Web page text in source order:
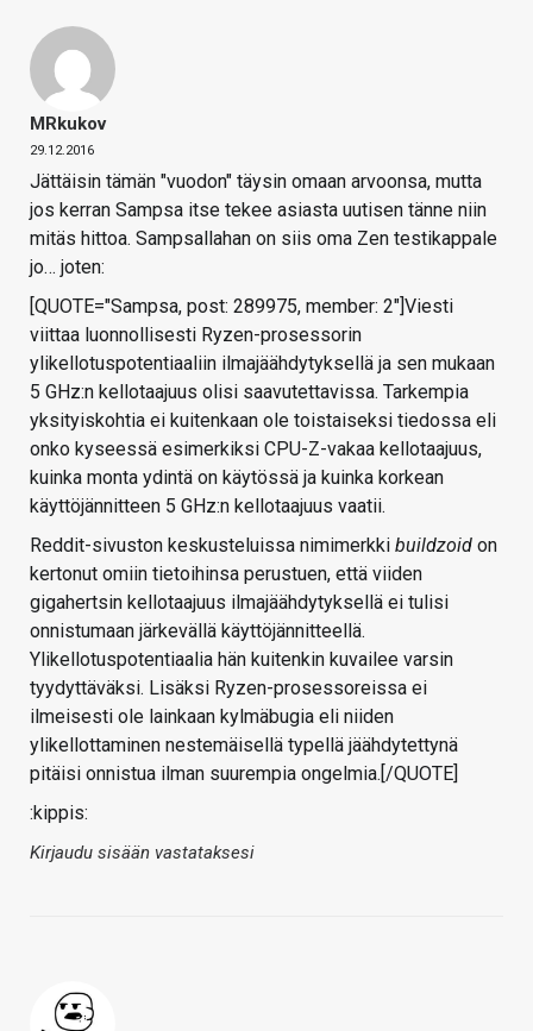
MRkukov
29.12.2016
Jättäisin tämän "vuodon" täysin omaan arvoonsa, mutta
jos kerran Sampsa itse tekee asiasta uutisen tänne niin
mitäs hittoa. Sampsallahan on siis oma Zen testikappale
jo… joten:
[QUOTE="Sampsa, post: 289975, member: 2"]Viesti
viittaa luonnollisesti Ryzen-prosessorin
ylikellotuspotentiaaliin ilmajäähdytyksellä ja sen mukaan
5 GHz:n kellotaajuus olisi saavutettavissa. Tarkempia
yksityiskohtia ei kuitenkaan ole toistaiseksi tiedossa eli
onko kyseessä esimerkiksi CPU-Z-vakaa kellotaajuus,
kuinka monta ydintä on käytössä ja kuinka korkean
käyttöjännitteen 5 GHz:n kellotaajuus vaatii.
Reddit-sivuston keskusteluissa nimimerkki buildzoid on
kertonut omiin tietoihinsa perustuen, että viiden
gigahertsin kellotaajuus ilmajäähdytyksellä ei tulisi
onnistumaan järkevällä käyttöjännitteellä.
Ylikellotuspotentiaalia hän kuitenkin kuvailee varsin
tyydyttäväksi. Lisäksi Ryzen-prosessoreissa ei
ilmeisesti ole lainkaan kylmäbugia eli niiden
ylikellottaminen nestemäisellä typellä jäähdytettynä
pitäisi onnistua ilman suurempia ongelmia.[/QUOTE]
:kippis:
Kirjaudu sisään vastataksesi